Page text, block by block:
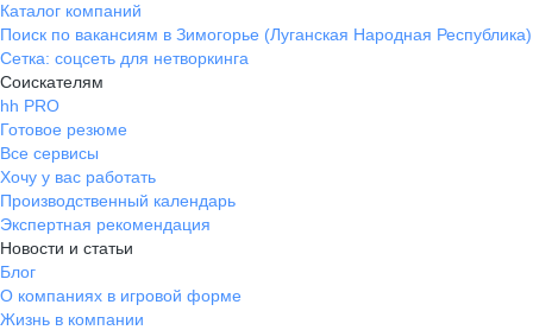
Каталог компаний
Поиск по вакансиям в Зимогорье (Луганская Народная Республика)
Сетка: соцсеть для нетворкинга
Соискателям
hh PRO
Готовое резюме
Все сервисы
Хочу у вас работать
Производственный календарь
Экспертная рекомендация
Новости и статьи
Блог
О компаниях в игровой форме
Жизнь в компании